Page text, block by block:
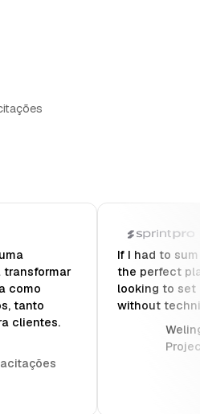
transformar
como
tanto
clientes.
If I had to
the perfect
looking to set
without